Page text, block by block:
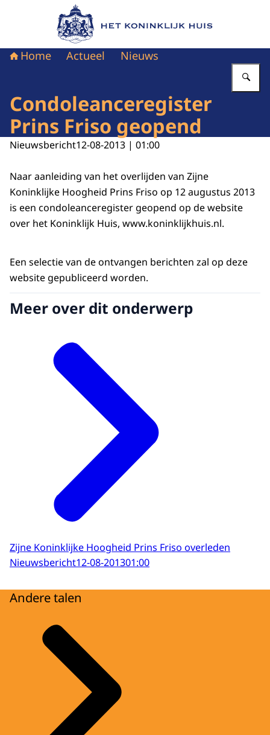
Naar de homepage van Het Koninklijk Huis
Home Actueel Nieuws
Condoleanceregister
Prins Friso geopend
Nieuwsbericht12-08-2013 | 01:00
Naar aanleiding van het overlijden van Zijne
Koninklijke Hoogheid Prins Friso op 12 augustus 2013
is een condoleanceregister geopend op de website
over het Koninklijk Huis, www.koninklijkhuis.nl.
Een selectie van de ontvangen berichten zal op deze
website gepubliceerd worden.
Meer over dit onderwerp
Zijne Koninklijke Hoogheid Prins Friso overleden
Nieuwsbericht12-08-201301:00
Andere talen